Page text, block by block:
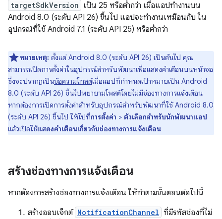
targetSdkVersion เป็น 25 หรือต่ำกว่า เมื่อแอปทำงานบน
Android 8.0 (ระดับ API 26) ขึ้นไป แอปจะทำงานเหมือนกับ ใน
อุปกรณ์ที่ใช้ Android 7.1 (ระดับ API 25) หรือต่ำกว่า
หมายเหตุ: ตั้งแต่ Android 8.0 (ระดับ API 26) เป็นต้นไป คุณ
สามารถเปิดการตั้งค่าในอุปกรณ์สำหรับพัฒนาเพื่อแสดงคำเตือนบนหน้าจอ
ซึ่งจะปรากฏเป็นข้อความโทสต์เมื่อแอปที่กำหนดเป้าหมายเป็น Android
8.0 (ระดับ API 26) ขึ้นไปพยายามโพสต์โดยไม่มีช่องทางการแจ้งเตือน
หากต้องการเปิดการตั้งค่าสำหรับอุปกรณ์สำหรับพัฒนาที่ใช้ Android 8.0
(ระดับ API 26) ขึ้นไป ให้ไปที่การตั้งค่า > ตัวเลือกสำหรับนักพัฒนาแอป
แล้วเปิดใช้แสดงคำเตือนเกี่ยวกับช่องทางการแจ้งเตือน
สร้างช่องทางการแจ้งเตือน
หากต้องการสร้างช่องทางการแจ้งเตือน ให้ทำตามขั้นตอนต่อไปนี้
สร้างออบเจ็กต์ NotificationChannel ที่มีรหัสช่องที่ไม่